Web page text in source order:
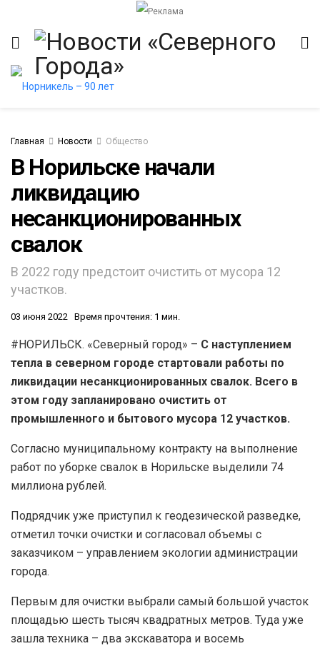
Главная Новости Общество
В Норильске начали
ликвидацию
несанкционированных
свалок
​В 2022 году предстоит очистить от мусора 12
участков.
03 июня 2022 Время прочтения: 1 мин.
#НОРИЛЬСК. «Северный город» – С наступлением
тепла в северном городе стартовали работы по
ликвидации несанкционированных свалок. Всего в
этом году запланировано очистить от
промышленного и бытового мусора 12 участков.
Согласно муниципальному контракту на выполнение
работ по уборке свалок в Норильске выделили 74
миллиона рублей.
Подрядчик уже приступил к геодезической разведке,
отметил точки очистки и согласовал объемы с
заказчиком – управлением экологии администрации
города.
Первым для очистки выбрали самый большой участок
площадью шесть тысяч квадратных метров. Туда уже
зашла техника – два экскаватора и восемь